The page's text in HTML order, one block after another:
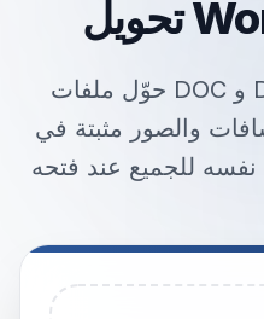
حوّل ملفات DOC و DOCX إلى ملفات PDF
والصور مثبتة في